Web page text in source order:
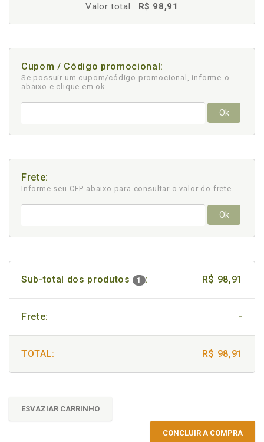
Valor total: R$ 98,91
Cupom / Código promocional:
Se possuir um cupom/código promocional, informe-o
abaixo e clique em ok
Ok
Frete:
Informe seu CEP abaixo para consultar o valor do frete.
Ok
Sub-total dos produtos 1 : R$ 98,91
Frete: -
TOTAL: R$ 98,91
ESVAZIAR CARRINHO
CONCLUIR A COMPRA